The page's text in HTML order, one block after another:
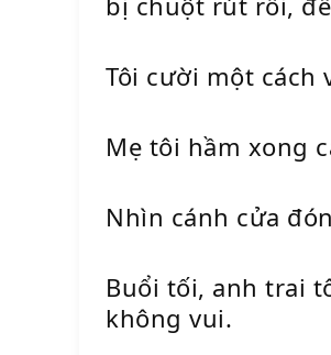
Tôi cười một cách
Mẹ tôi hầm xong
Nhìn cánh cửa
Buổi tối, anh trai
không vui.